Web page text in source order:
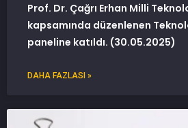
Prof. Dr. Çağrı Erhan Milli
kapsamında düzenlenen
paneline katıldı. (30.05.2025)
DAHA FAZLASI »